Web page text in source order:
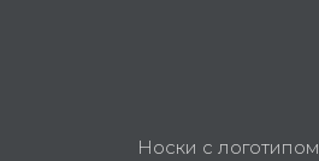
Носки с логотипом